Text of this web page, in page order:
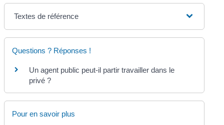
Textes de référence
Questions ? Réponses !
Un agent public peut-il partir travailler dans le
privé ?
Pour en savoir plus